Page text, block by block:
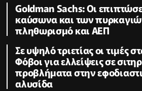
Goldman Sachs: Οι
καύσωνα και των
πληθωρισμό και ΑΕΠ
Σε υψηλό τριετίας οι τιμές
Φόβοι για ελλείψεις σε
προβλήματα στην
αλυσίδα